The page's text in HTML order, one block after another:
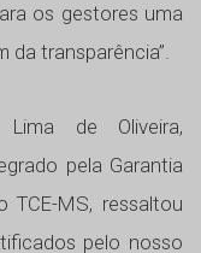
os gestores uma
da transparência”.
de Oliveira,
pela Garantia
TCE-MS, ressaltou
pelo nosso